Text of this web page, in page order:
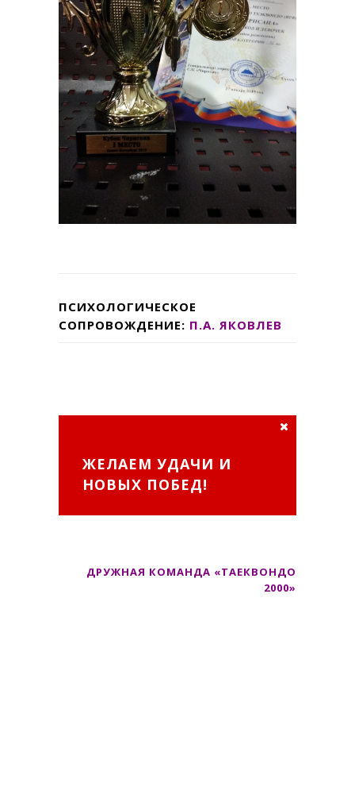
ПСИХОЛОГИЧЕСКОЕ
СОПРОВОЖДЕНИЕ: П.А. ЯКОВЛЕВ
ЖЕЛАЕМ УДАЧИ И
НОВЫХ ПОБЕД!
ДРУЖНАЯ КОМАНДА «ТАЕКВОНДО
2000»